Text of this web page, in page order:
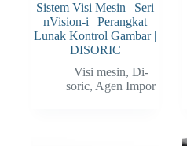
Sistem Visi Mesin | Seri
nVision-i | Perangkat
Lunak Kontrol Gambar |
DISORIC
Visi mesin, Di-
soric,Agen Impor